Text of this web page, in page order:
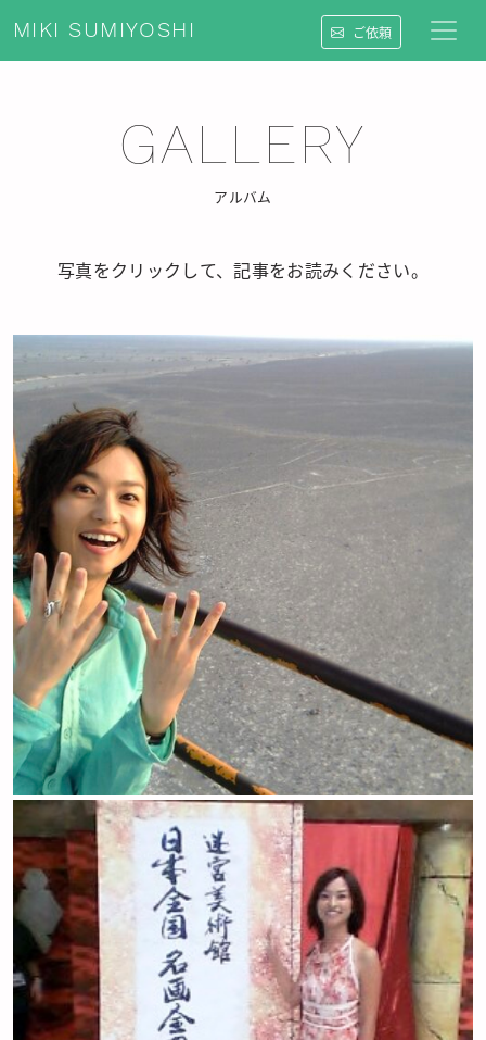
MIKI SUMIYOSHI ご依頼
GALLERY
アルバム
写真をクリックして、記事をお読みください。